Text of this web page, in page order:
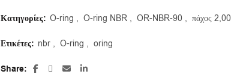
Κατηγορίες: O-ring , O-ring NBR , OR-NBR-90 , πάχος 2,00
Ετικέτες: nbr , O-ring , oring
Share